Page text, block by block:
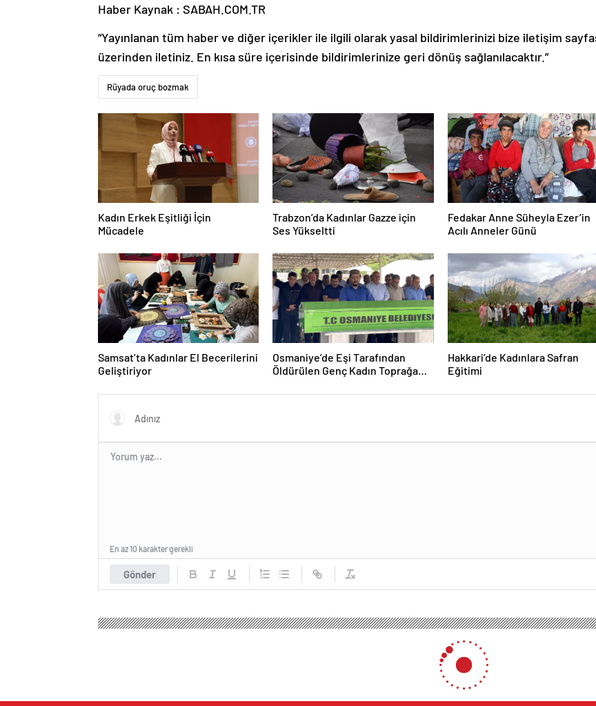
üzerinden iletiniz. En kısa süre içerisinde bildirimlerinize geri dönüş sağlanılacaktır.”
Rüyada oruç bozmak
Kadın Erkek Eşitliği İçin
Mücadele
Trabzon’da Kadınlar Gazze için
Ses Yükseltti
Fedakar Anne Süheyla Ezer’in
Acılı Anneler Günü
Samsat’ta Kadınlar El Becerilerini
Geliştiriyor
Osmaniye’de Eşi Tarafından
Öldürülen Genç Kadın Toprağa
Verildi
Hakkari’de Kadınlara Safran
Eğitimi
Gönder
Bağırsaklardaki beyaz kan hücrelerine dikkat